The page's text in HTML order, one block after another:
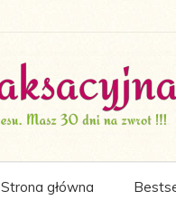
Strona główna